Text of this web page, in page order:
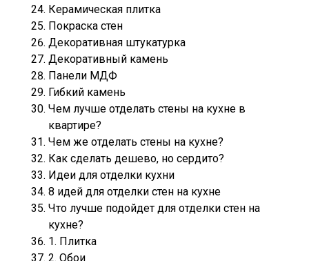
Керамическая плитка
Покраска стен
Декоративная штукатурка
Декоративный камень
Панели МДФ
Гибкий камень
Чем лучше отделать стены на кухне в
квартире?
Чем же отделать стены на кухне?
Как сделать дешево, но сердито?
Идеи для отделки кухни
8 идей для отделки стен на кухне
Что лучше подойдет для отделки стен на
кухне?
1. Плитка
2. Обои